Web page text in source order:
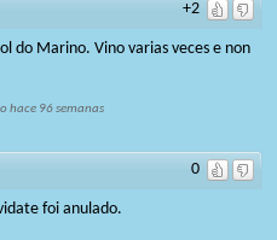
+2
do Marino. Vino varias veces e non
hace 96 semanas
0
foi anulado.